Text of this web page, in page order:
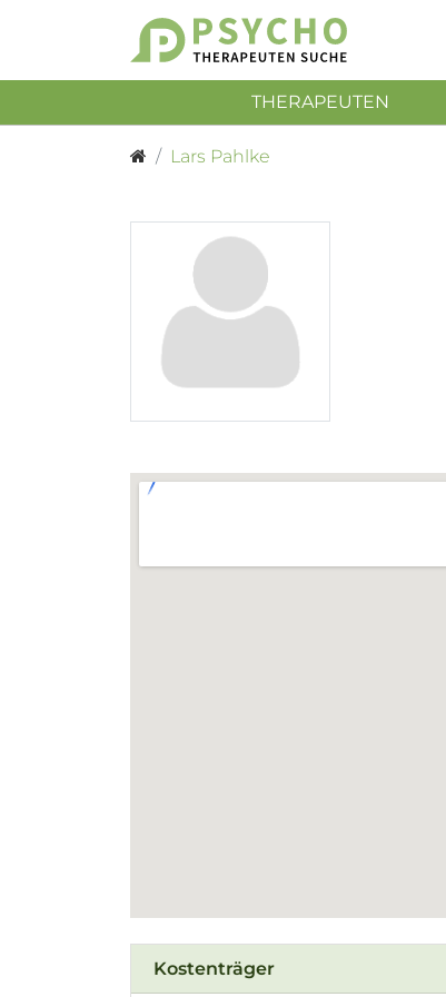
THERAPEUTEN
Lars Pahlke
Kostenträger